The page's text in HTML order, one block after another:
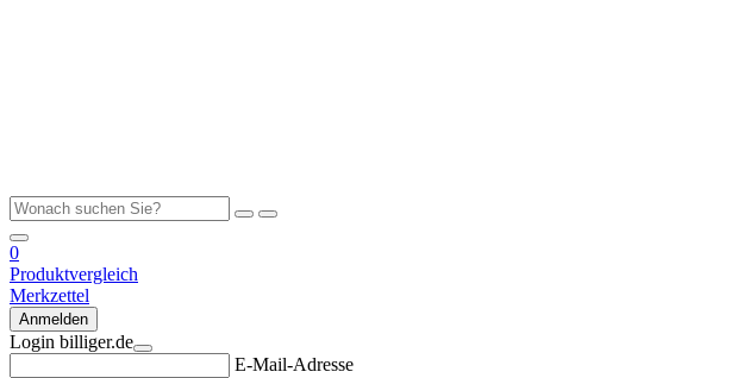
0
Produktvergleich
Merkzettel
Anmelden
Login billiger.de
E-Mail-Adresse